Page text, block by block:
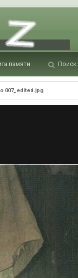
памяти Поиск
007_edited.jpg